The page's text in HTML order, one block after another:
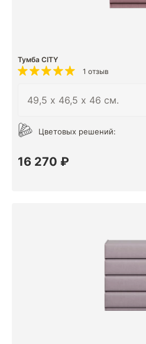
Тумба CITY
1 отзыв
Цветовых решений:
16 270 ₽